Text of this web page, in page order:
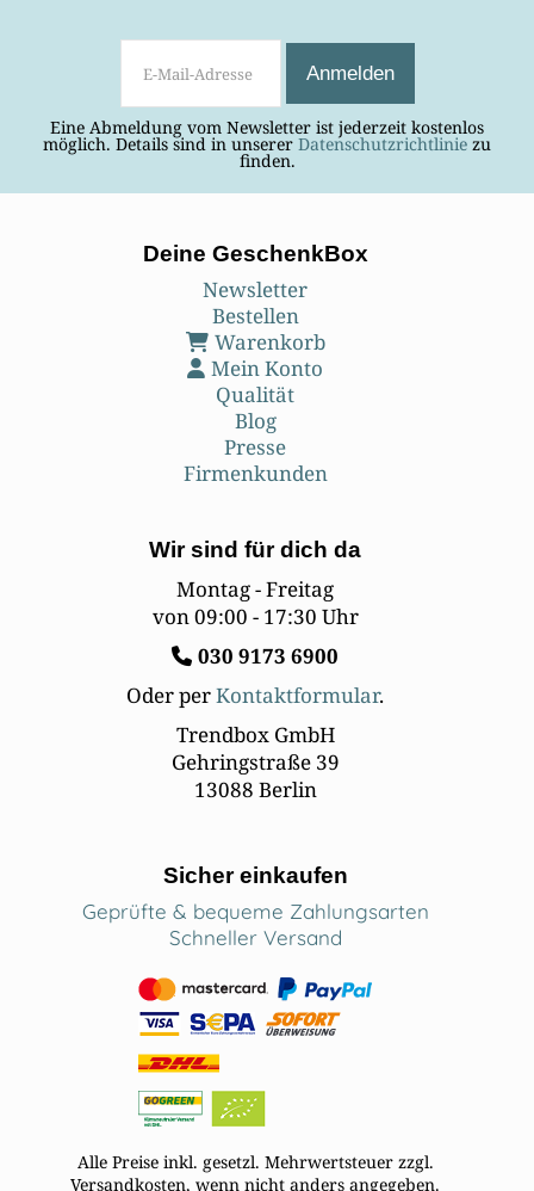
Eine Abmeldung vom Newsletter ist jederzeit kostenlos
möglich. Details sind in unserer Datenschutzrichtlinie zu
finden.
Deine GeschenkBox
Newsletter
Bestellen
Warenkorb
Mein Konto
Qualität
Blog
Presse
Firmenkunden
Wir sind für dich da
Montag - Freitag
von 09:00 - 17:30 Uhr
030 9173 6900
Oder perKontaktformular.
Trendbox GmbH
Gehringstraße 39
13088 Berlin
Sicher einkaufen
Geprüfte & bequeme Zahlungsarten
Schneller Versand
Alle Preise inkl. gesetzl. Mehrwertsteuer zzgl.
Versandkosten, wenn nicht anders angegeben.